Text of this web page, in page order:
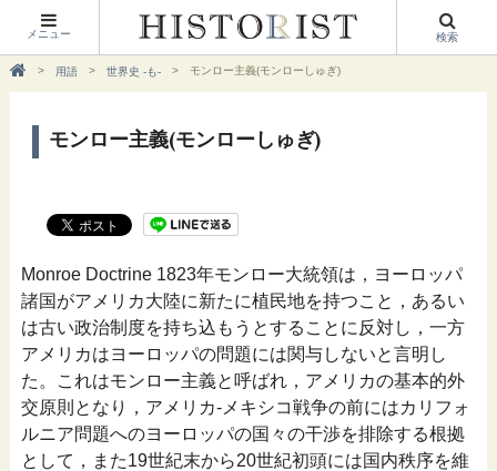
メニュー 検索
用語 世界史 -も- モンロー主義(モンローしゅぎ)
モンロー主義(モンローしゅぎ)
Monroe Doctrine 1823年モンロー大統領は，ヨーロッパ
諸国がアメリカ大陸に新たに植民地を持つこと，あるい
は古い政治制度を持ち込もうとすることに反対し，一方
アメリカはヨーロッパの問題には関与しないと言明し
た。これはモンロー主義と呼ばれ，アメリカの基本的外
交原則となり，アメリカ‐メキシコ戦争の前にはカリフォ
ルニア問題へのヨーロッパの国々の干渉を排除する根拠
として，また19世紀末から20世紀初頭には国内秩序を維